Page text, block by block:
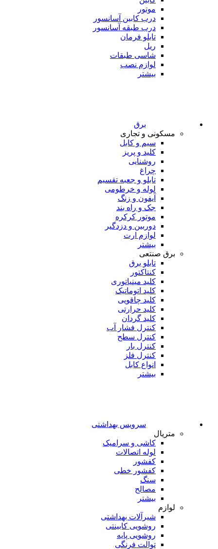
موتور
درب کابین آسانسور
درب طبقه آسانسور
تابلو فرمان
ریل
شاسی طبقات
لوازم نصب
بیشتر
برق
مسکونی و تجاری
سیم و کابل
کلید و پریز
روشنایی
چراغ
تابلو و جعبه تقسیم
لوله و خرطومی
آیفون و زنگ
جک و راه بند
موتور کرکره
دوربین و دزدگیر
لوازم ارت
بیشتر
برق صنتعی
تابلو برق
کنتاکتور
کلید مینیاتوری
کلید اتوماتیک
کلید چاقویی
کلید حرارتی
کلید گردان
کنترل فشار آب
کنترل سطح
کنترل بار
کنترل فلز
انواع کابل
بیشتر
سرویس بهداشتی
متریال
کاشی و سرامیک
لوله اتصالات
کفشور
کفشور خطی
سنگ
مصالح
بیشتر
لوازم
شیرآلات بهداشتی
روشویی کابینتی
روشویی پایه
توالت فرنگی